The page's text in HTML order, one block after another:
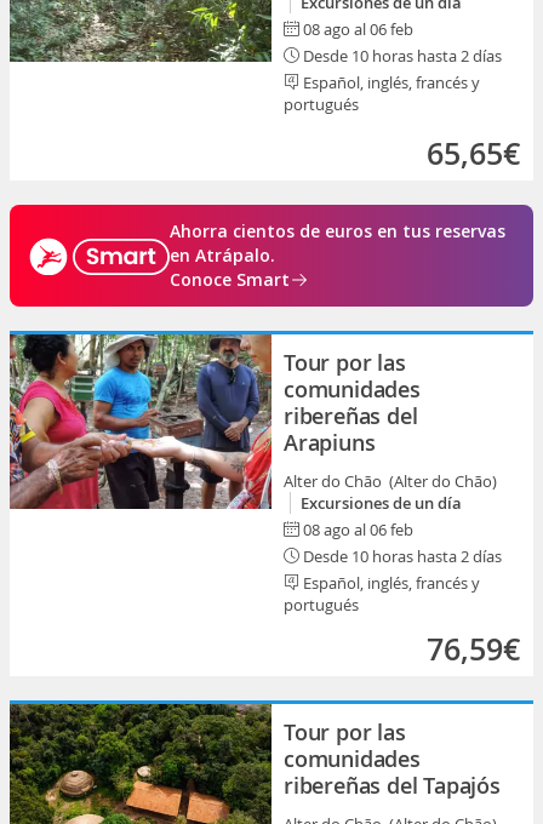
08 ago al 06 feb
Desde 10 horas hasta 2 días
Español, inglés, francés y
portugués
65,65€
Ahorra cientos de euros en tus reservas
en Atrápalo.
Conoce Smart
Tour por las
comunidades
ribereñas del
Arapiuns
Alter do Chão (Alter do Chão)
Excursiones de un día
08 ago al 06 feb
Desde 10 horas hasta 2 días
Español, inglés, francés y
portugués
76,59€
Tour por las
comunidades
ribereñas del Tapajós